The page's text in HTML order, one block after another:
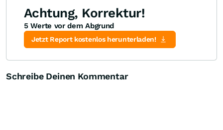
Knock-Out-Suche
Optionsschein-Suche
Zertifikate-Suche
Achtung, Korrektur!
5 Werte vor dem Abgrund
Jetzt Report kostenlos herunterladen!
Schreibe Deinen Kommentar